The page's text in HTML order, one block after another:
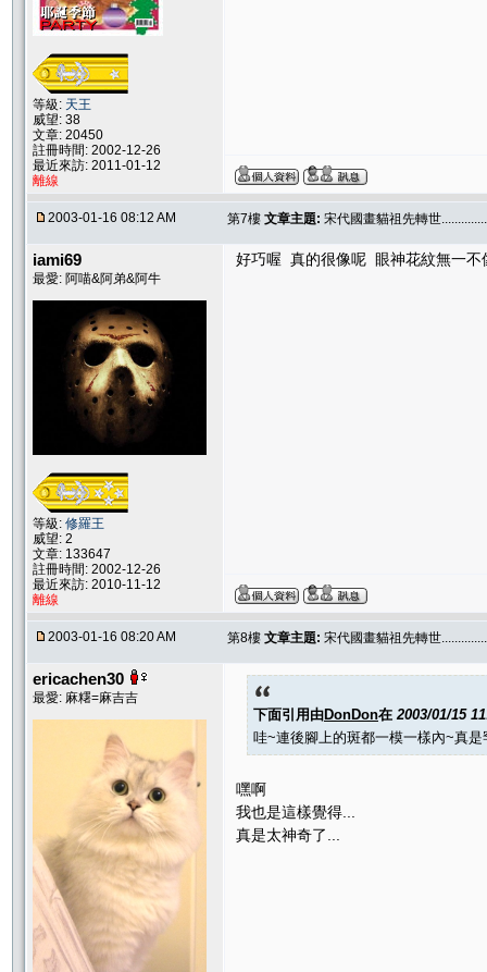
等級: 天王
威望: 38
文章: 20450
註冊時間: 2002-12-26
最近來訪: 2011-01-12
離線
2003-01-16 08:12 AM 第7樓 文章主題: 宋代國畫貓祖先轉世
iami69
最愛: 阿喵&阿弟&阿牛
等級: 修羅王
威望: 2
文章: 133647
註冊時間: 2002-12-26
最近來訪: 2010-11-12
離線
好巧喔 真的很像呢 眼神花紋無一不
2003-01-16 08:20 AM 第8樓 文章主題: 宋代國畫貓祖先轉世
ericachen30
最愛: 麻糬=麻吉吉
下面引用由DonDon在 2003/01/15
哇~連後腳上的斑都一模一樣內~真
嘿啊
我也是這樣覺得...
真是太神奇了...